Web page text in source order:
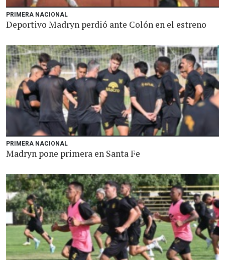
PRIMERA NACIONAL
Deportivo Madryn perdió ante Colón en el estreno
PRIMERA NACIONAL
Madryn pone primera en Santa Fe